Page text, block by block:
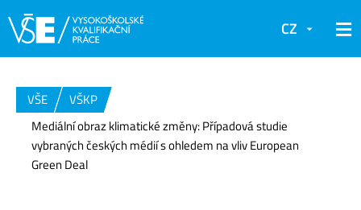
CZ
VŠE
VŠKP
Mediální obraz klimatické změny: Případová studie
vybraných českých médií s ohledem na vliv European
Green Deal